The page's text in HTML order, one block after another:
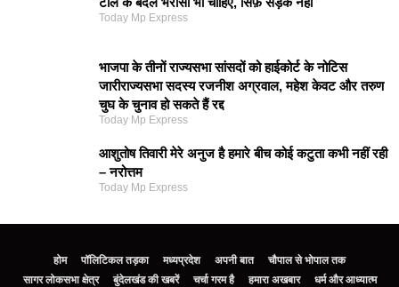
Today Mp Express
भाजपा के तीनों राज्यसभा सांसदों को हाईकोर्ट के नोटिस
जारीराज्यसभा सदस्य रजनीश अग्रवाल, महेश केवट और तरुण
चुघ के चुनाव हो सकते हैं रद्द
Today Mp Express
आशुतोष तिवारी मेरे अनुज है हमारे बीच कोई कटुता कभी नहीं रही
– नरोत्तम
Today Mp Express
होम पॉलिटिकल तड़का मध्यप्रदेश अपनी बात
चौपाल से भोपाल तक
सागर लोकसभा क्षेत्र
बुंदेलखंड की खबरें चर्चा गरम है हमारा अखबार धर्म और आध्यात्म